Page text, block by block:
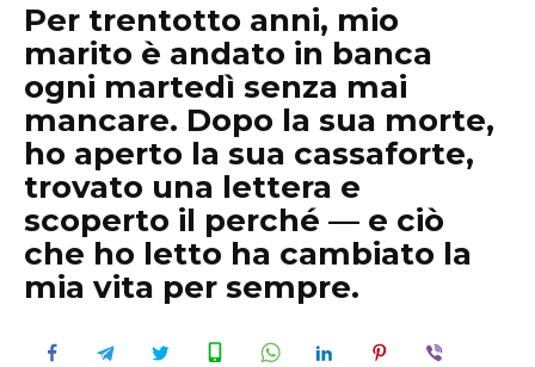
Per trentotto anni, mio
marito è andato in banca
ogni martedì senza mai
mancare. Dopo la sua morte,
ho aperto la sua cassaforte,
trovato una lettera e
scoperto il perché — e ciò
che ho letto ha cambiato la
mia vita per sempre.